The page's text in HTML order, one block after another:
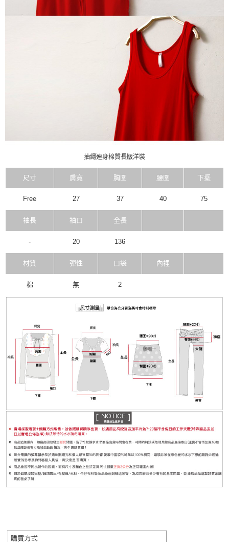
抽繩連身棉質長版洋裝
尺寸 肩寬 胸圍 腰圍 下擺
Free 27 37 40 75
袖長 袖口 全長
- 20 136
材質 彈性 口袋 內裡
棉 無 2